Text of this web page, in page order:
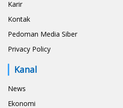
Karir
Kontak
Pedoman Media Siber
Privacy Policy
Kanal
News
Ekonomi